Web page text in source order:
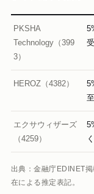
PKSHA
Technology（399
3）
HEROZ（4382）
エクサウィザーズ
（4259）
出典：金融庁EDINET
在による推定表記。